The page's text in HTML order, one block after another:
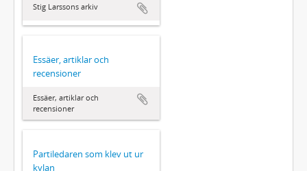
Stig Larssons arkiv
Essäer, artiklar och
recensioner
Essäer, artiklar och
recensioner
Partiledaren som klev ut ur
kylan